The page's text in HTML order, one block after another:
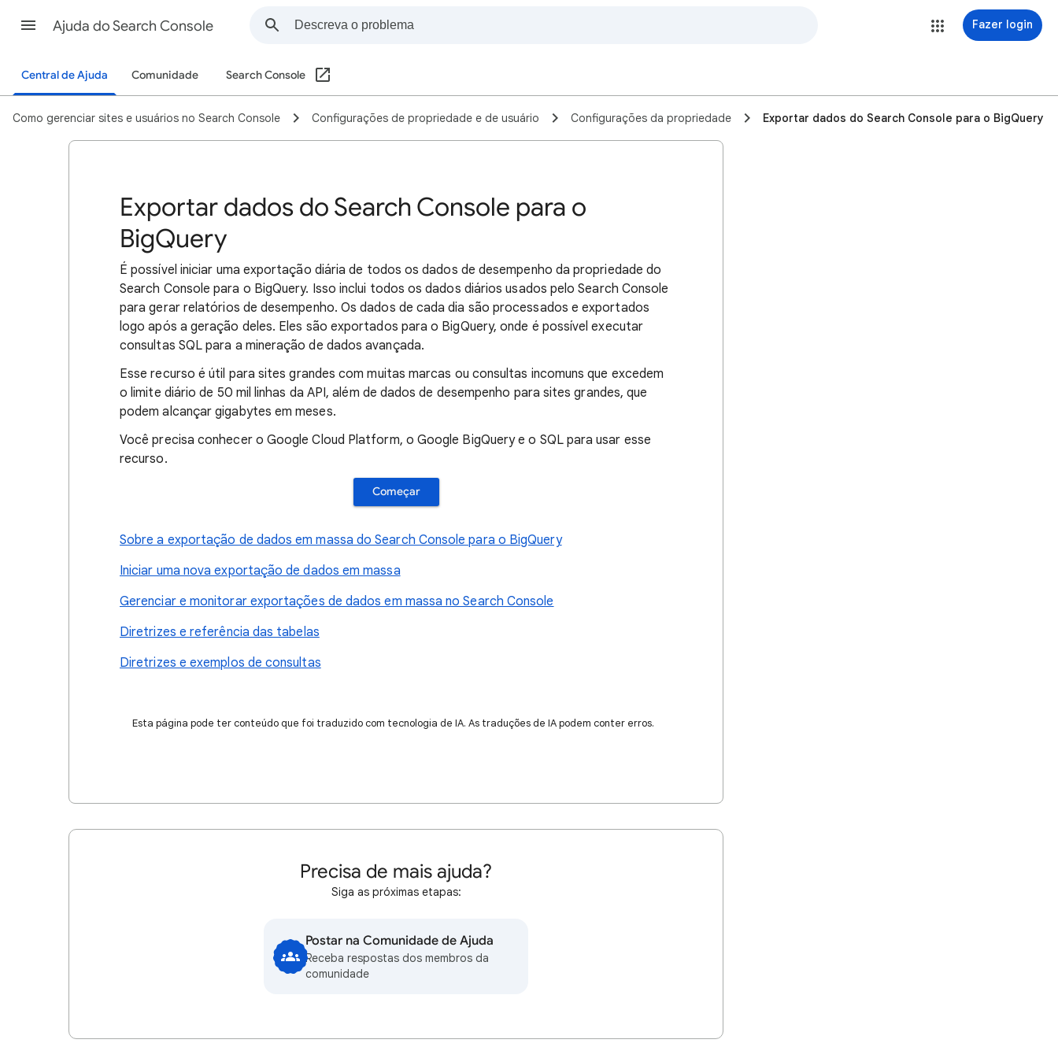
Ajuda do Search Console Fazer login
Central de Ajuda Comunidade Search Console
Como gerenciar sites e usuários no Search Console Configurações de propriedade e de usuário Configurações da propriedade Exportar dados do Search Console para o BigQuery
Exportar dados do Search Console para o
BigQuery
É possível iniciar uma exportação diária de todos os dados de desempenho da propriedade do
Search Console para o BigQuery. Isso inclui todos os dados diários usados pelo Search Console
para gerar relatórios de desempenho. Os dados de cada dia são processados e exportados
logo após a geração deles. Eles são exportados para o BigQuery, onde é possível executar
consultas SQL para a mineração de dados avançada.
Esse recurso é útil para sites grandes com muitas marcas ou consultas incomuns que excedem
o limite diário de 50 mil linhas da API, além de dados de desempenho para sites grandes, que
podem alcançar gigabytes em meses.
Você precisa conhecer o Google Cloud Platform, o Google BigQuery e o SQL para usar esse
recurso.
Começar
Sobre a exportação de dados em massa do Search Console para o BigQuery
Iniciar uma nova exportação de dados em massa
Gerenciar e monitorar exportações de dados em massa no Search Console
Diretrizes e referência das tabelas
Diretrizes e exemplos de consultas
Esta página pode ter conteúdo que foi traduzido com tecnologia de IA. As traduções de IA podem conter erros.
Precisa de mais ajuda?
Siga as próximas etapas:
Postar na Comunidade de Ajuda
Receba respostas dos membros da
comunidade